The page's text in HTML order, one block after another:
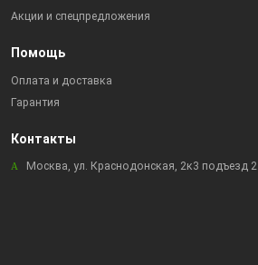
Акции и спецпредложения
Помощь
Оплата и доставка
Гарантия
Контакты
Москва, ул. Краснодонская, 2к3 подъезд 2